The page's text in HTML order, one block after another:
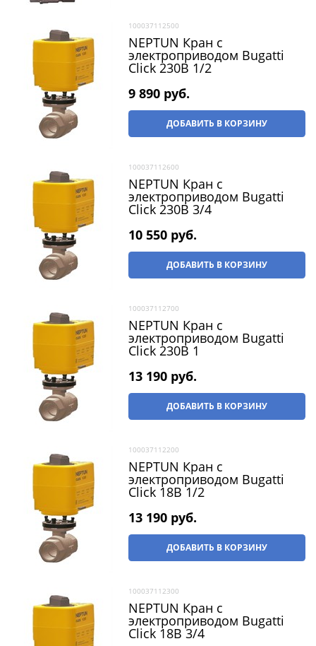
100037112500
NEPTUN Кран с
электроприводом Bugatti
Click 230В 1/2
9 890 руб.
ДОБАВИТЬ В КОРЗИНУ
100037112600
NEPTUN Кран с
электроприводом Bugatti
Click 230В 3/4
10 550 руб.
ДОБАВИТЬ В КОРЗИНУ
100037112700
NEPTUN Кран с
электроприводом Bugatti
Click 230В 1
13 190 руб.
ДОБАВИТЬ В КОРЗИНУ
100037112200
NEPTUN Кран с
электроприводом Bugatti
Click 18В 1/2
13 190 руб.
ДОБАВИТЬ В КОРЗИНУ
100037112300
NEPTUN Кран с
электроприводом Bugatti
Click 18В 3/4